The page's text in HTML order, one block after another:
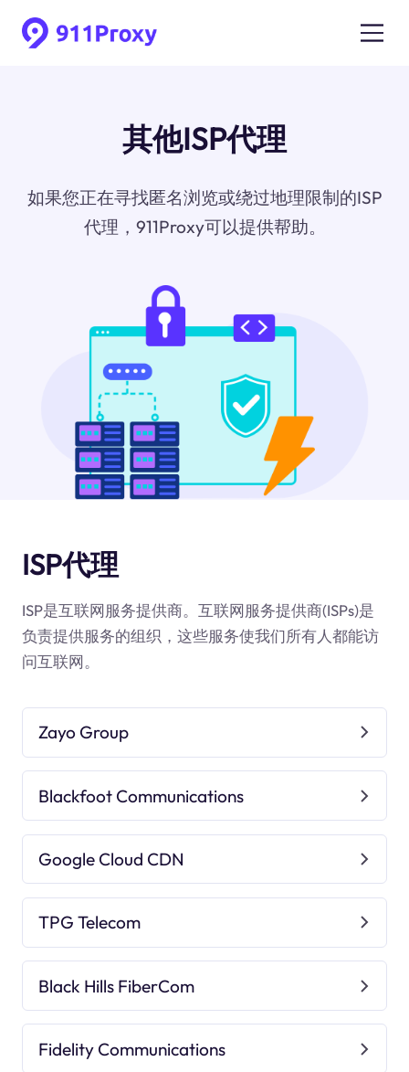
其他ISP代理
如果您正在寻找匿名浏览或绕过地理限制的ISP
代理，911Proxy可以提供帮助。
ISP代理
ISP是互联网服务提供商。互联网服务提供商(ISPs)是
负责提供服务的组织，这些服务使我们所有人都能访
问互联网。
Zayo Group
Blackfoot Communications
Google Cloud CDN
TPG Telecom
Black Hills FiberCom
Fidelity Communications